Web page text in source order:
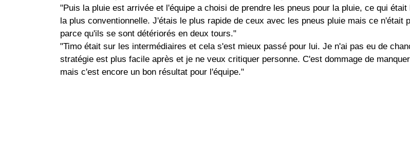
"Puis la pluie est arrivée et l'équipe a choisi de prendre les pneus pour la pluie, ce qui était
la plus conventionnelle. J'étais le plus rapide de ceux avec les pneus pluie mais ce n'était
parce qu'ils se sont détériorés en deux tours."
"Timo était sur les intermédiaires et cela s'est mieux passé pour lui. Je n'ai pas eu de
stratégie est plus facile après et je ne veux critiquer personne. C'est dommage de
mais c'est encore un bon résultat pour l'équipe."